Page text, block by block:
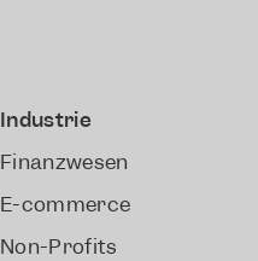
Industrie
Finanzwesen
E-commerce
Non-Profits